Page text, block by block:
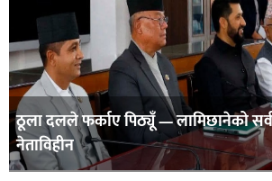
ठूला दलले फर्काए पिठ्यूँ — लामिछानेको
नेताविहीन